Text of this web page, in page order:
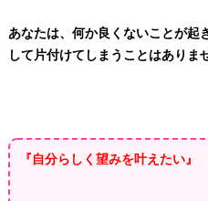
あなたは、何か良くないことが起
して片付けてしまうことはありま
『自分らしく望みを叶えたい』